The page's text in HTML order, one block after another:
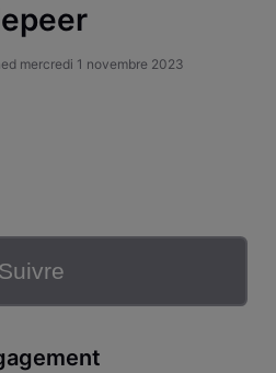
mercredi 1 novembre 2023
Suivre